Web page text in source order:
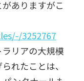
ありますがこ
3252767
リアの大規模
れたことは、